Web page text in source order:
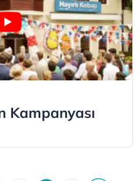
Kampanyası